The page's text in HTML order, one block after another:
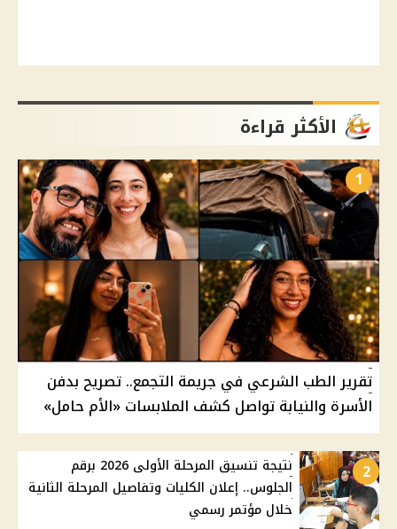
الأكثر قراءة
1
تقرير الطب الشرعي في جريمة التجمع.. تصريح بدفن
الأسرة والنيابة تواصل كشف الملابسات «الأم حامل»
2
نتيجة تنسيق المرحلة الأولى 2026 برقم
الجلوس.. إعلان الكليات وتفاصيل المرحلة الثانية
خلال مؤتمر رسمي